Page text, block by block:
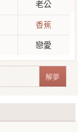
老公
香蕉
戀愛